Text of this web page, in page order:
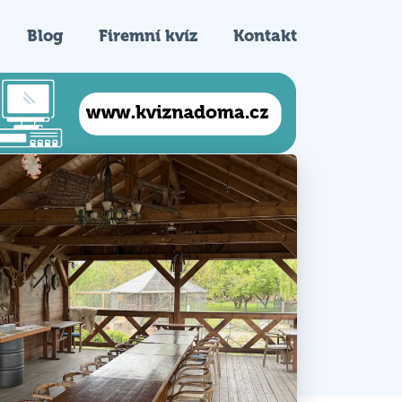
Blog Firemní kvíz Kontakt